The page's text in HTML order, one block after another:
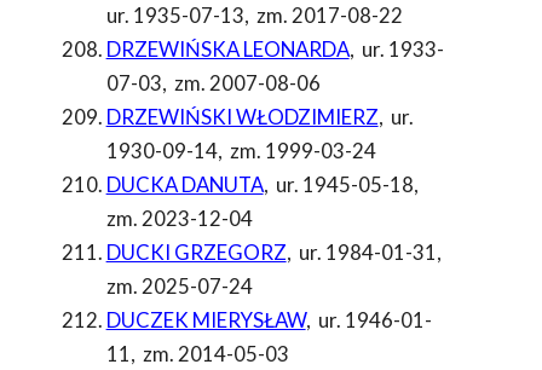
ur. 1935-07-13, zm. 2017-08-22
DRZEWIŃSKA LEONARDA, ur. 1933-
07-03, zm. 2007-08-06
DRZEWIŃSKI WŁODZIMIERZ, ur.
1930-09-14, zm. 1999-03-24
DUCKA DANUTA, ur. 1945-05-18,
zm. 2023-12-04
DUCKI GRZEGORZ, ur. 1984-01-31,
zm. 2025-07-24
DUCZEK MIERYSŁAW, ur. 1946-01-
11, zm. 2014-05-03